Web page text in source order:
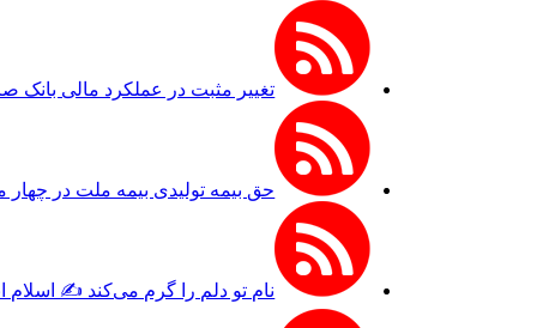
تغییر مثبت در عملکرد مالی بانک صادرات
حق بیمه تولیدی بیمه ملت در چهار ماه نخست امسال از ۱۴.۵ همت گذشت/
نام تو دلم را گرم می‌کند ✍️ اسلام